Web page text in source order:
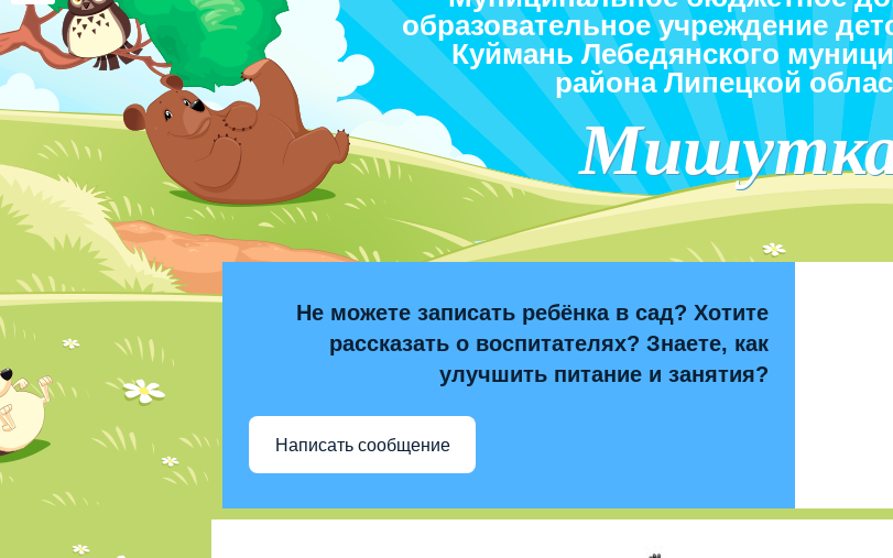
образовательное учреждение
Куймань Лебедянского
района Липецкой
Не можете записать ребёнка в сад? Хотите
рассказать о воспитателях? Знаете, как
улучшить питание и занятия?
Написать сообщение